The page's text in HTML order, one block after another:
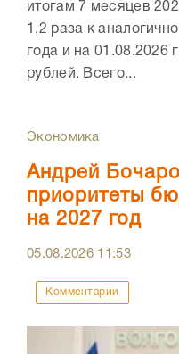
итогам 7 месяцев
1,2 раза к
года и на 01.08.2026
рублей. Всего...
Экономика
Андрей
приоритеты
на 2027 год
05.08.2026 11:53
Комментарии